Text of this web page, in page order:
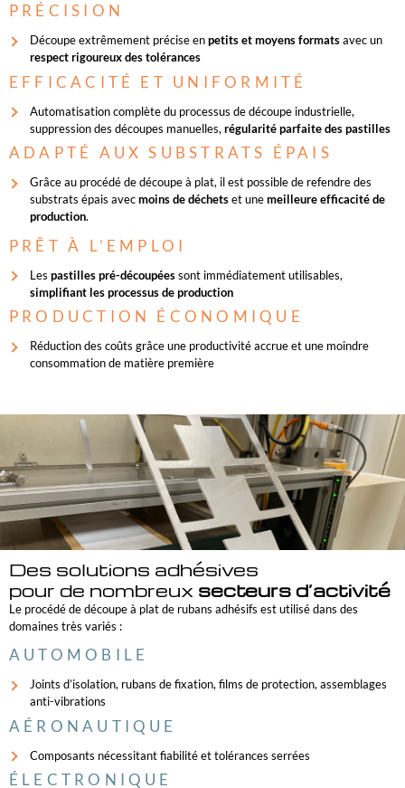
PRÉCISION
Découpe extrêmement précise enpetits et moyens formatsavec un
respect rigoureux des tolérances
EFFICACITÉ ET UNIFORMITÉ
Automatisation complète du processus de découpe industrielle,
suppression des découpes manuelles, régularité parfaite des pastilles
ADAPTÉ AUX SUBSTRATS ÉPAIS
Grâce au procédé de découpe à plat, il est possible de refendre des
substrats épais avecmoins de déchetset unemeilleure efficacité de
production.
PRÊT À L’EMPLOI
Les pastilles pré-découpéessont immédiatement utilisables,
simplifiant les processus de production
PRODUCTION ÉCONOMIQUE
Réduction des coûts grâce une productivité accrue et une moindre
consommation de matière première
Des solutions adhésives
pour de nombreux secteurs d’activité
Le procédé de découpe à plat de rubans adhésifs est utilisé dans des
domaines très variés :
AUTOMOBILE
Joints d’isolation, rubans de fixation, films de protection, assemblages
anti-vibrations
AÉRONAUTIQUE
Composants nécessitant fiabilité et tolérances serrées
ÉLECTRONIQUE